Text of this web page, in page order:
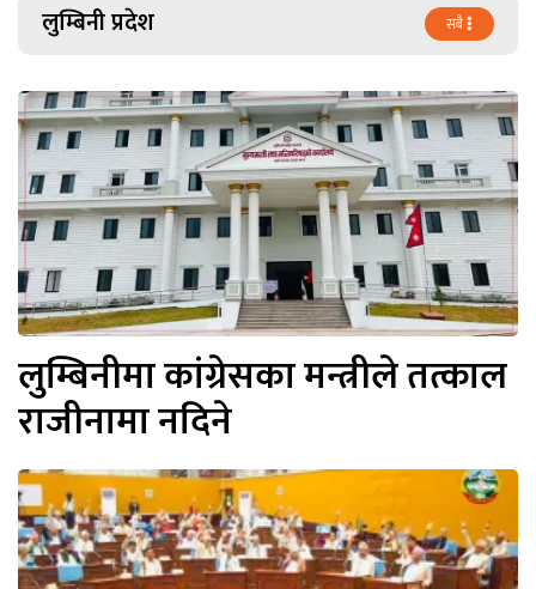
लुम्बिनी प्रदेश सबै
लुम्बिनीमा कांग्रेसका मन्त्रीले तत्काल
राजीनामा नदिने